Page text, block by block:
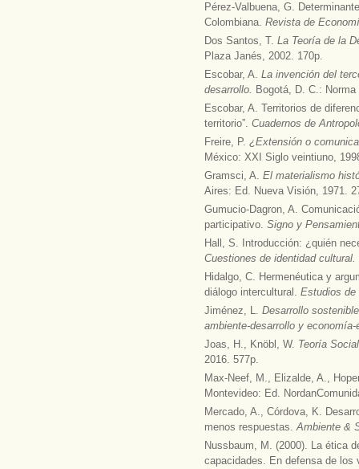
Pérez-Valbuena, G.
Colombiana. Revista de
Dos Santos, T. La Teoría de la
Plaza Janés, 2002. 170p.
Escobar, A. La invención del
desarrollo. Bogotá, D. C.:
Escobar, A. Territorios de
territorio”. Cuadernos de
Freire, P. ¿Extensión o
México: XXI Siglo veintiuno,
Gramsci, A. El materialismo
Aires: Ed. Nueva Visión, 1971.
Gumucio-Dagron, A.
participativo. Signo y
Hall, S. Introducción: ¿quién
Cuestiones de identidad cultural.
Hidalgo, C. Hermenéutica y
diálogo intercultural. Estudios de
Jiménez, L. Desarrollo
ambiente-desarrollo y
Joas, H., Knöbl, W. Teoría
2016. 577p.
Max-Neef, M., Elizalde, A.,
Montevideo: Ed.
Mercado, A., Córdova, K.
menos respuestas.Ambiente &
Nussbaum, M. (2000). La ética
capacidades. En defensa de